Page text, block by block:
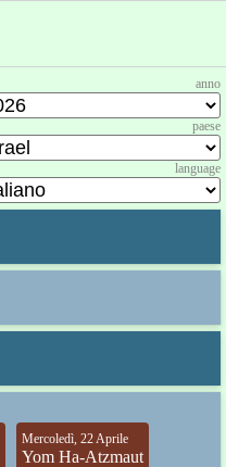
anno
paese
language
Mercoledì, 22 Aprile
Yom Ha-Atzmaut